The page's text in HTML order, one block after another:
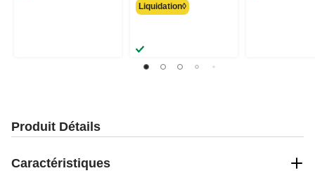
Liquidation◊
Produit Détails
Caractéristiques